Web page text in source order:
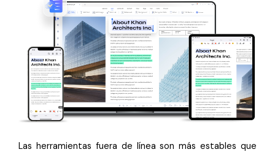
Las herramientas fuera de línea son más estables que